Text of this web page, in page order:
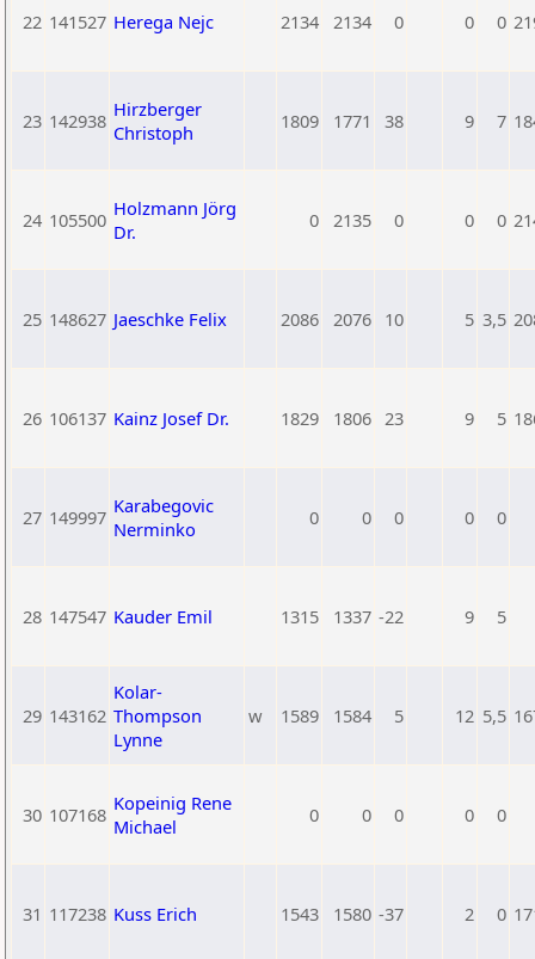
22 141527 Herega Nejc 2134 2134 0 0 0
23 142938 Hirzberger
Christoph
1809 1771 38 9 7
24 105500 Holzmann Jörg
Dr.
0 2135 0 0 0
25 148627 Jaeschke Felix 2086 2076 10 5 3,5
26 106137 Kainz Josef Dr. 1829 1806 23 9 5
27 149997 Karabegovic
Nerminko
0 0 0 0 0
28 147547 Kauder Emil 1315 1337 -22 9 5
29 143162
Kolar-
Thompson
Lynne
w 1589 1584 5 12 5,5
30 107168 Kopeinig Rene
Michael
0 0 0 0 0
31 117238 Kuss Erich 1543 1580 -37 2 0